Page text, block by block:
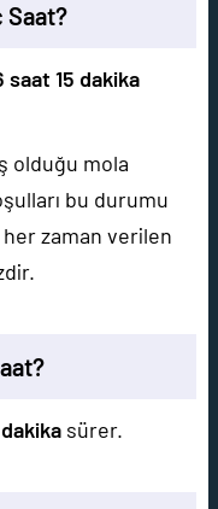
Saat?
saat 15 dakika
olduğu mola
bu durumu
zaman verilen
sürer.